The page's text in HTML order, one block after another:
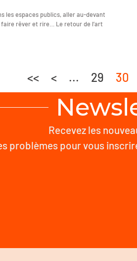
les espaces publics, aller au-devant
rêver et rire… Le retour de l’art
<< < ... 29 30
Recevez les
problèmes pour vous